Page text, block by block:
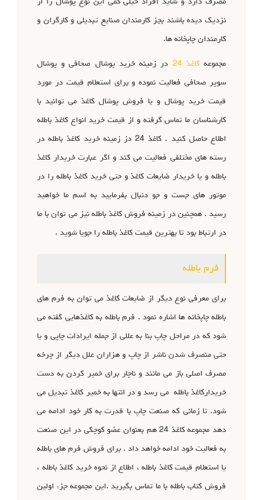
نزدیک دیده باشند بجز کارمندان صنایع تبدیلی و کارگران و
کارمندان چاپخانه ها.
مجموعهکاغذ 24
در زمینه خرید پوشال صحافی و پوشال
سوپر صحافی فعالیت نموده و برای استعلام قیمت در مورد
قیمت خرید پوشال و یا فروش پوشال کاغذ می توانید با
کارشناسان ما تماس گرفته و از قیمت خرید انواع کاغذ باطله
اطلاع حاصل کنید . کاغذ 24 دز زمینه خرید کاغذ باطله در
رسته های مختلفی فعالیت می کند و اگر عبارت خریدار کاغذ
باطله و یا خریدار ضایعات کاغذ و حتی خرید کاغذ باطله را در
موتور های جست و جو دنبال بفرمایید به اسم ما خواهید
رسید . همچنین در زمینه فروش کاغذ باطله نیز می توان با ما
در ارتباط بود تا بهترین قیمت کاغذ باطله را جویا شوید .
فرم باطله
برای معرفی نوع دیگر از ضایعات کاغذ می توان به فرم های
باطله چاپخانه ها اشاره نمود . فرم باطله به کاغذهایی گفته می
شود که در مراحل چاپ بنا به عللی از جمله ایرادات چاپی و یا
حتی منصرف شدن ناشر از چاپ و هزاران علل دیگر از چرخه
مصرف اصلی باز می مانند و ناچار برای خمیر کردن به دست
خریدارکاغذ باطله می رسد و در انتها به خمیر کاغذ تبدیل می
شود. تا زمانی که صنعت چاپ با قدرت به کار خود ادامه می
دهد مجموعه کاغذ 24 هم بعنوان عضو کوچکی در این صنعت
به فعالیت خود ادامه خواهد داد . برای فروش فرم های باطله
یا استعلام قیمت کاغذ باطله ، اطلاع از نحوه خرید کاغذ باطله ،
فروش کتاب باطله با ما تماس بگیرید .این مجموعه جزء اولین